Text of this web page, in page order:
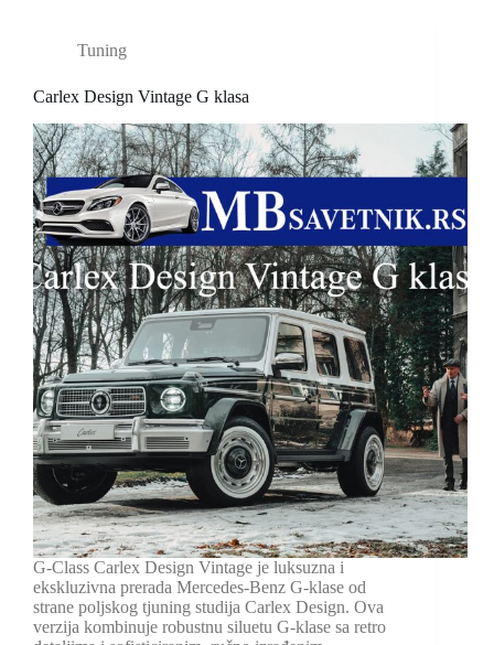
Tuning
Carlex Design Vintage G klasa
G-Class Carlex Design Vintage je luksuzna i
ekskluzivna prerada Mercedes-Benz G-klase od
strane poljskog tjuning studija Carlex Design. Ova
verzija kombinuje robustnu siluetu G-klase sa retro